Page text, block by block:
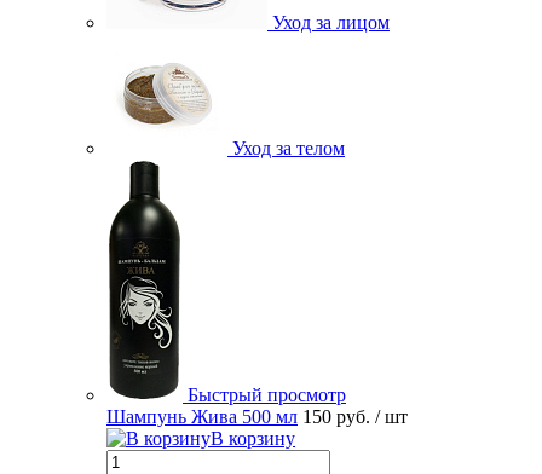
Уход за лицом
Уход за телом
Быстрый просмотр
Шампунь Жива 500 мл 150 руб. / шт
В корзину